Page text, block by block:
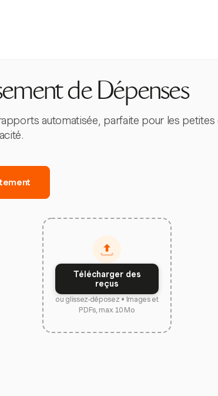
de Dépenses
automatisée, parfaite pour les
Télécharger des
reçus
ou glissez-déposez • Images et
PDFs, max 10 Mo